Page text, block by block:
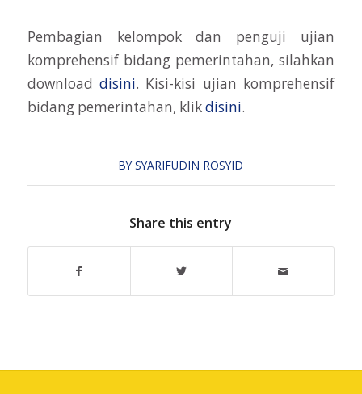
Pembagian kelompok dan penguji ujian
komprehensif bidang pemerintahan, silahkan
downloaddisini. Kisi-kisi ujian komprehensif
bidang pemerintahan, klikdisini.
BYSYARIFUDIN ROSYID
Share this entry